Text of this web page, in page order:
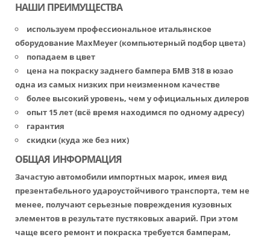
НАШИ ПРЕИМУЩЕСТВА
используем профессиональное итальянское
оборудование MaxMeyer (компьютерный подбор цвета)
попадаем в цвет
цена на покраску заднего бампера БМВ 318 в юзао
одна из самых низких при неизменном качестве
более высокий уровень, чем у официальных дилеров
опыт 15 лет (всё время находимся по одному адресу)
гарантия
скидки (куда же без них)
ОБЩАЯ ИНФОРМАЦИЯ
Зачастую автомобили импортных марок, имея вид
презентабельного удароустойчивого транспорта, тем не
менее, получают серьезные повреждения кузовных
элементов в результате пустяковых аварий. При этом
чаще всего ремонт и покраска требуется бамперам,